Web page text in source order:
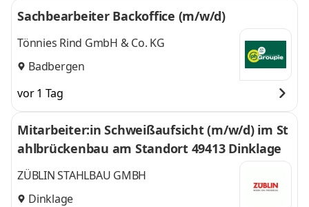
Sachbearbeiter Backoffice (m/w/d)
Tönnies Rind GmbH & Co. KG
Badbergen
vor 1 Tag
Mitarbeiter:in Schweißaufsicht (m/w/d) im St
ahlbrückenbau am Standort 49413 Dinklage
ZÜBLIN STAHLBAU GMBH
Dinklage